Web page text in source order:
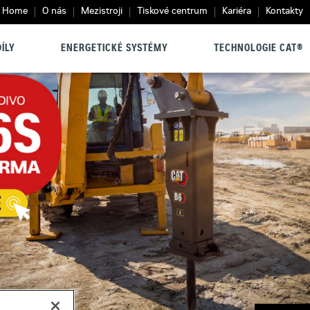
Home O nás Mezistroji Tiskové centrum Kariéra Kontakty
ENERGETICKÉ SYSTÉMY TECHNOLOGIE CAT®